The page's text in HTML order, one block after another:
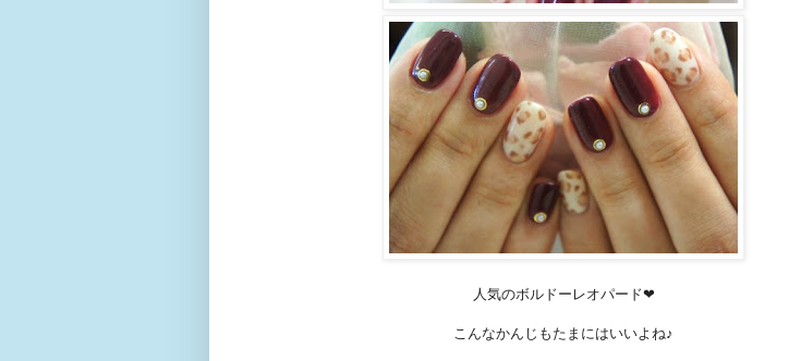
人気のボルドーレオパード❤
こんなかんじもたまにはいいよね♪